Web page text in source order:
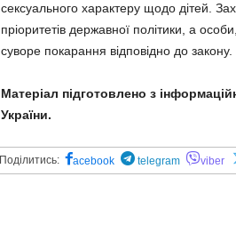
сексуального характеру щодо дітей.
пріоритетів державної політики, а
суворе покарання відповідно до закону.
Матеріал підготовлено з
України.
Поділитись: acebook telegram viber